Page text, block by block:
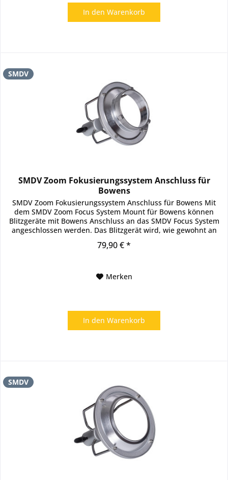
In den Warenkorb
SMDV
SMDV Zoom Fokusierungssystem Anschluss für
Bowens
SMDV Zoom Fokusierungssystem Anschluss für Bowens Mit
dem SMDV Zoom Focus System Mount für Bowens können
Blitzgeräte mit Bowens Anschluss an das SMDV Focus System
angeschlossen werden. Das Blitzgerät wird, wie gewohnt an
79,90 € *
Merken
In den Warenkorb
SMDV